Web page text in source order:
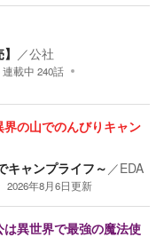
／公社
連載中 240話
界の山でのんびりキャン
ャンプライフ～ ／EDA
2026年8月6日更新
は異世界で最強の魔法使